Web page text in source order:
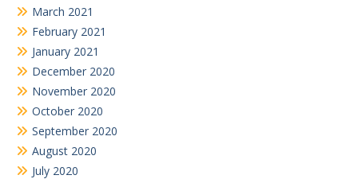
March 2021
February 2021
January 2021
December 2020
November 2020
October 2020
September 2020
August 2020
July 2020